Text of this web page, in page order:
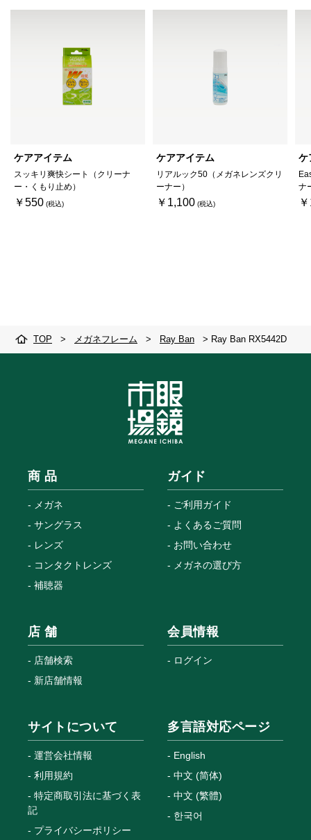
ケアアイテム
スッキリ爽快シート（クリーナ
ー・くもり止め）
￥550
ケアアイテム
リアルック50（メガネレンズクリ
ーナー）
￥1,100
ケ
ナ
TOP > メガネフレーム > Ray Ban > Ray Ban RX5442D
商 品
メガネ
サングラス
レンズ
コンタクトレンズ
補聴器
ガイド
ご利用ガイド
よくあるご質問
お問い合わせ
メガネの選び方
店 舗
店舗検索
新店舗情報
会員情報
ログイン
サイトについて
運営会社情報
利用規約
特定商取引法に基づく表
記
プライバシーポリシー
多言語対応ページ
English
中文 (简体)
中文 (繁體)
한국어